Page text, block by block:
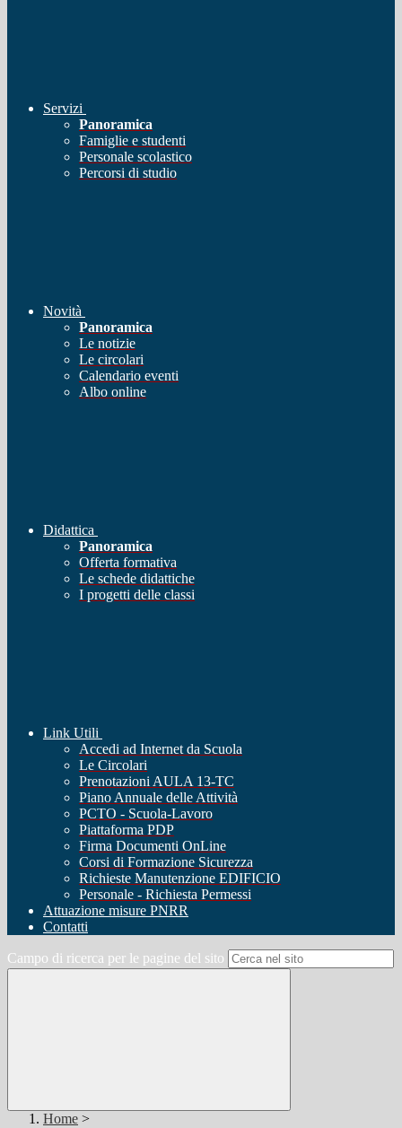
Servizi
Panoramica
Famiglie e studenti
Personale scolastico
Percorsi di studio
Novità
Panoramica
Le notizie
Le circolari
Calendario eventi
Albo online
Didattica
Panoramica
Offerta formativa
Le schede didattiche
I progetti delle classi
Link Utili
Accedi ad Internet da Scuola
Le Circolari
Prenotazioni AULA 13-TC
Piano Annuale delle Attività
PCTO - Scuola-Lavoro
Piattaforma PDP
Firma Documenti OnLine
Corsi di Formazione Sicurezza
Richieste Manutenzione EDIFICIO
Personale - Richiesta Permessi
Attuazione misure PNRR
Contatti
Campo di ricerca per le pagine del sito
Home >